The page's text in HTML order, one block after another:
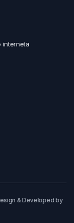
interneta
& Developed by